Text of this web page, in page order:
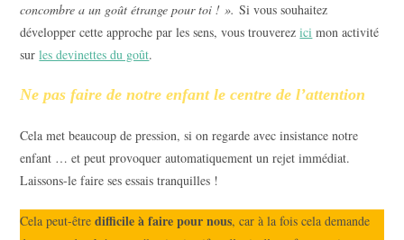
concombre a un goût étrange pour toi ! ».Si vous souhaitez
développer cette approche par les sens, vous trouverezici mon activité
surles devinettes du goût.
Ne pas faire de notre enfant le centre de l’attention
Cela met beaucoup de pression, si on regarde avec insistance notre
enfant … et peut provoquer automatiquement un rejet immédiat.
Laissons-le faire ses essais tranquilles !
Cela peut-êtredifficile à faire pour nous, car à la fois cela demande